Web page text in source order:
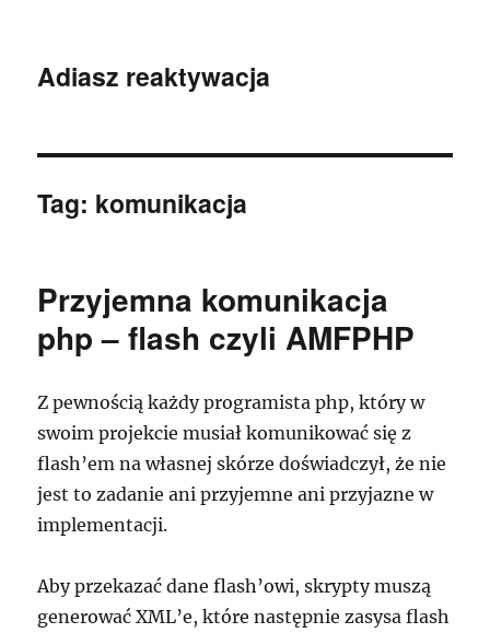
Adiasz reaktywacja
Tag: komunikacja
Przyjemna komunikacja
php – flash czyli AMFPHP
Z pewnością każdy programista php, który w
swoim projekcie musiał komunikować się z
flash’em na własnej skórze doświadczył, że nie
jest to zadanie ani przyjemne ani przyjazne w
implementacji.
Aby przekazać dane flash’owi, skrypty muszą
generować XML’e, które następnie zasysa flash